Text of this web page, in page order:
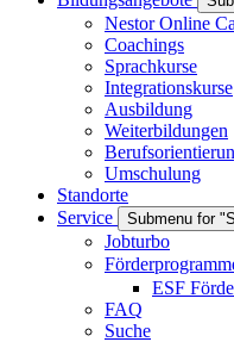
Nestor Online
Coachings
Sprachkurse
Integrationskurse
Ausbildung
Weiterbildungen
Umschulung
Standorte
Service
Submenu for
Jobturbo
ESF
FAQ
Suche